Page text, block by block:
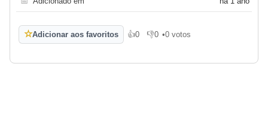
☆Adicionar aos favoritos 👍0
Gosto👎0
Não gosto
•0 votos